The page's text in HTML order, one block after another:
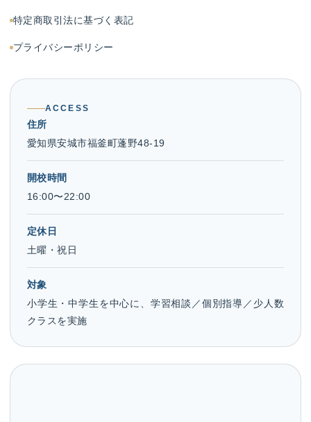
特定商取引法に基づく表記
プライバシーポリシー
ACCESS
住所
愛知県安城市福釜町蓬野48-19
開校時間
16:00〜22:00
定休日
土曜・祝日
対象
小学生・中学生を中心に、学習相談／個別指導／少人数
クラスを実施